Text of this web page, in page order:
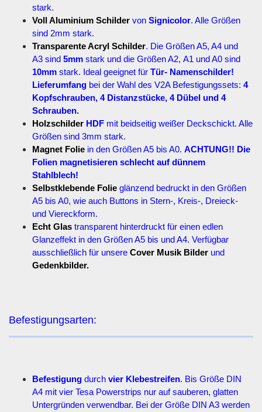
stark.
Voll Aluminium Schilder von Signicolor. Alle Größen
sind 2mm stark.
Transparente Acryl Schilder. Die Größen A5, A4 und
A3 sind 5mm stark und die Größen A2, A1 und A0 sind
10mm stark. Ideal geeignet für Tür- Namenschilder!
Lieferumfang bei der Wahl des V2A Befestigungssets: 4
Kopfschrauben, 4 Distanzstücke, 4 Dübel und 4
Schrauben.
Holzschilder HDF mit beidseitig weißer Deckschickt. Alle
Größen sind 3mm stark.
Magnet Folie in den Größen A5 bis A0. ACHTUNG!! Die
Folien magnetisieren schlecht auf dünnem
Stahlblech!
Selbstklebende Folie glänzend bedruckt in den Größen
A5 bis A0, wie auch Buttons in Stern-, Kreis-, Dreieck-
und Viereckform.
Echt Glas transparent hinterdruckt für einen edlen
Glanzeffekt in den Größen A5 bis und A4. Verfügbar
ausschließlich für unsere Cover Musik Bilder und
Gedenkbilder.
Befestigungsarten:
Befestigung durch vier Klebestreifen. Bis Größe DIN
A4 mit vier Tesa Powerstrips nur auf sauberen, glatten
Untergründen verwendbar. Bei der Größe DIN A3 werden